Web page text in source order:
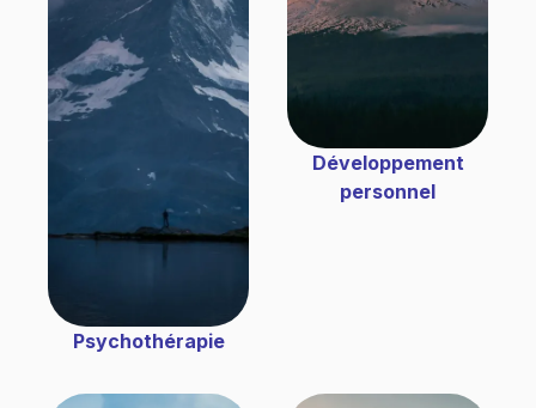
Psychothérapie
Développement
personnel